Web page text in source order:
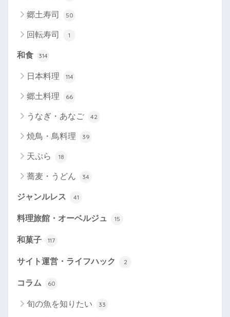
郷土寿司 50
回転寿司 1
和食 314
日本料理 114
郷土料理 66
うなぎ・あなご 42
焼鳥・鳥料理 39
天ぷら 18
蕎麦・うどん 34
ジャンルレス 41
料理旅館・オーベルジュ 15
和菓子 117
サイト運営・ライフハック 2
コラム 60
旬の魚を知りたい 33